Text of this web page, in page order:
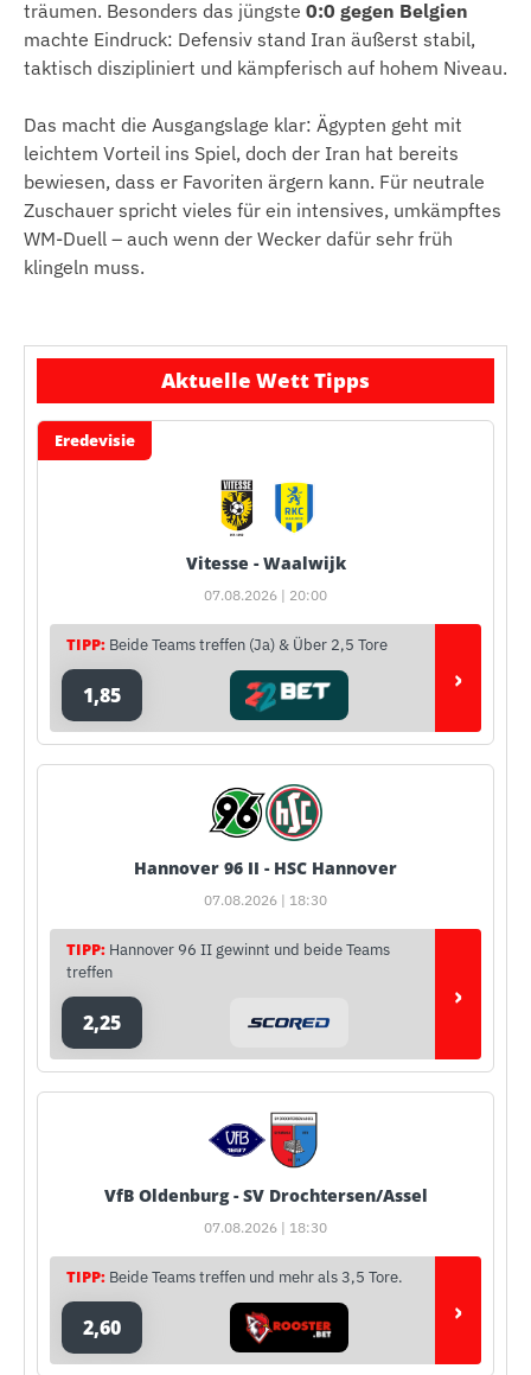
träumen. Besonders das jüngste 0:0 gegen Belgien
machte Eindruck: Defensiv stand Iran äußerst stabil,
taktisch diszipliniert und kämpferisch auf hohem Niveau.
Das macht die Ausgangslage klar: Ägypten geht mit
leichtem Vorteil ins Spiel, doch der Iran hat bereits
bewiesen, dass er Favoriten ärgern kann. Für neutrale
Zuschauer spricht vieles für ein intensives, umkämpftes
WM-Duell – auch wenn der Wecker dafür sehr früh
klingeln muss.
Aktuelle Wett Tipps
Eredevisie
Vitesse - Waalwijk
07.08.2026 | 20:00
TIPP: Beide Teams treffen (Ja) & Über 2,5 Tore
1,85 ›
Hannover 96 II - HSC Hannover
07.08.2026 | 18:30
TIPP: Hannover 96 II gewinnt und beide Teams
treffen
2,25
›
VfB Oldenburg - SV Drochtersen/Assel
07.08.2026 | 18:30
TIPP: Beide Teams treffen und mehr als 3,5 Tore.
2,60 ›